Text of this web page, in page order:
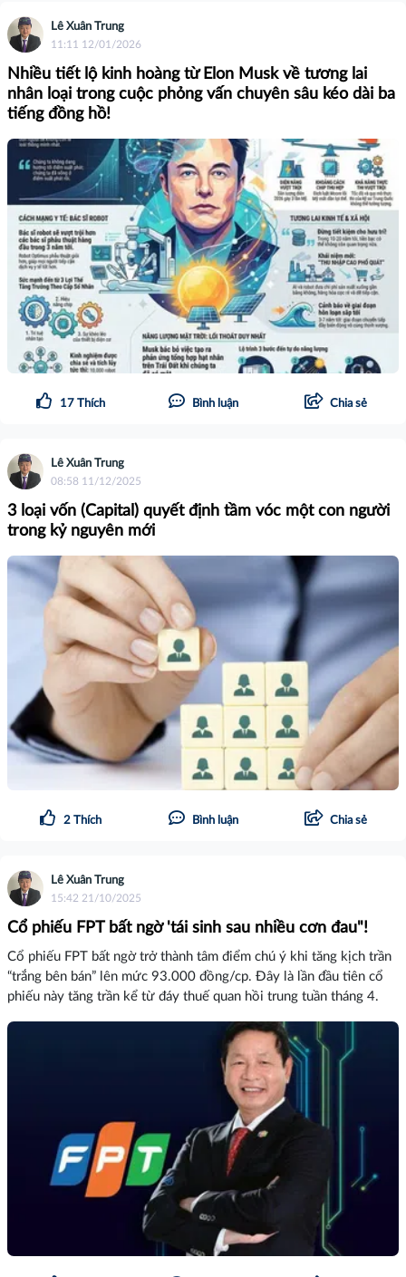
Lê Xuân Trung
11:11 12/01/2026
Nhiều tiết lộ kinh hoàng từ Elon Musk về tương lai
nhân loại trong cuộc phỏng vấn chuyên sâu kéo dài ba
tiếng đồng hồ!
17 Thích Bình luận Chia sẻ
Lê Xuân Trung
08:58 11/12/2025
3 loại vốn (Capital) quyết định tầm vóc một con người
trong kỷ nguyên mới
2 Thích Bình luận Chia sẻ
Lê Xuân Trung
15:42 21/10/2025
Cổ phiếu FPT bất ngờ 'tái sinh sau nhiều cơn đau"!
Cổ phiếu FPT bất ngờ trở thành tâm điểm chú ý khi tăng kịch trần
“trắng bên bán” lên mức 93.000 đồng/cp. Đây là lần đầu tiên cổ
phiếu này tăng trần kể từ đáy thuế quan hồi trung tuần tháng 4.